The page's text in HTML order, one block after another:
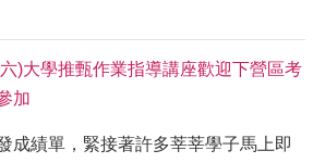
)大學推甄作業指導講座歡迎下營區考
加
成績單，緊接著許多莘莘學子馬上即